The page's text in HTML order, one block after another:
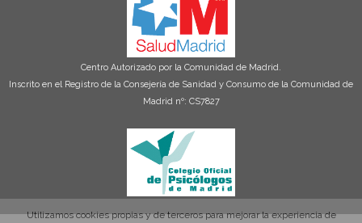
Centro Autorizado por la Comunidad de Madrid.
Inscrito en el Registro de la Consejería de Sanidad y Consumo de la Comunidad de
Madrid nº: CS7827
Utilizamos cookies propias y de terceros para mejorar la experiencia de